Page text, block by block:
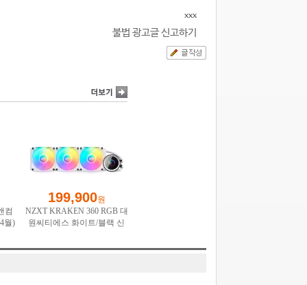
xxx
불법 광고글 신고하기